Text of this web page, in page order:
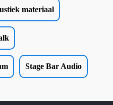
materiaal
Stage Bar Audio